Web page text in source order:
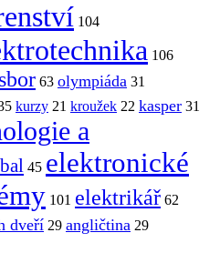
104
106
63 olympiáda 31
kurzy 21 kroužek 22 kasper 31
a
45 elektronické
101 elektrikář 62
dveří 29 angličtina 29